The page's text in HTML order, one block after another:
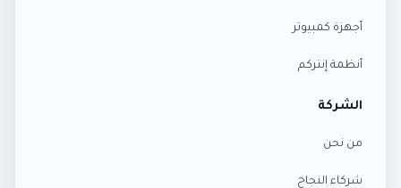
أجهزة كمبيوتر
أنظمة إنتركم
الشركة
من نحن
شركاء النجاح